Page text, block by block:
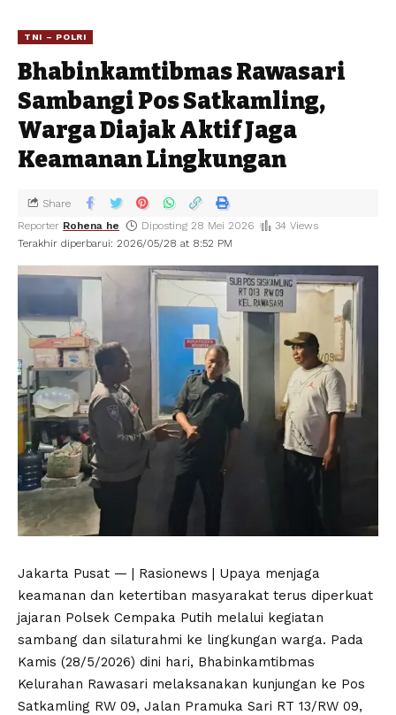
TNI – POLRI
Bhabinkamtibmas Rawasari
Sambangi Pos Satkamling,
Warga Diajak Aktif Jaga
Keamanan Lingkungan
Terakhir diperbarui: 2026/05/28 at 8:52 PM
Reporter Rohena he Diposting 28 Mei 2026 34 Views
Share
Jakarta Pusat — | Rasionews | Upaya menjaga
keamanan dan ketertiban masyarakat terus diperkuat
jajaran Polsek Cempaka Putih melalui kegiatan
sambang dan silaturahmi ke lingkungan warga. Pada
Kamis (28/5/2026) dini hari, Bhabinkamtibmas
Kelurahan Rawasari melaksanakan kunjungan ke Pos
Satkamling RW 09, Jalan Pramuka Sari RT 13/RW 09,